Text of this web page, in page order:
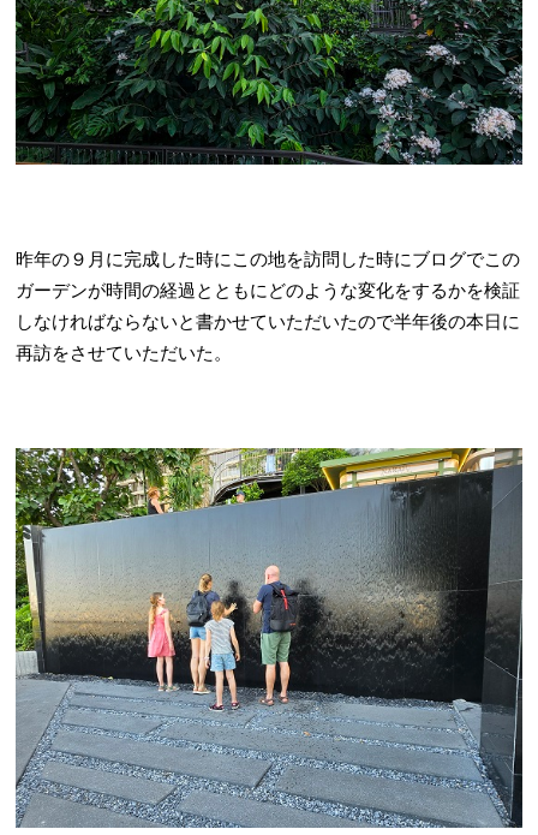
昨年の９月に完成した時にこの地を訪問した時にブログでこの
ガーデンが時間の経過とともにどのような変化をするかを検証
しなければならないと書かせていただいたので半年後の本日に
再訪をさせていただいた。